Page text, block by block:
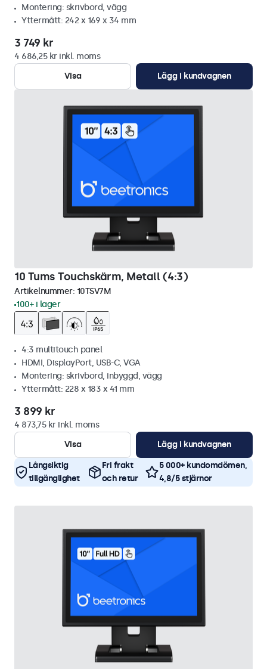
Montering: skrivbord, vägg
Yttermått: 242 x 169 x 34 mm
3 749 kr
4 686,25 kr inkl. moms
Visa
Lägg i kundvagnen
10 Tums Touchskärm, Metall (4:3)
Artikelnummer: 10TSV7M
100+ i lager
4:3 multitouch panel
HDMI, DisplayPort, USB-C, VGA
Montering: skrivbord, inbyggd, vägg
Yttermått: 228 x 183 x 41 mm
3 899 kr
4 873,75 kr inkl. moms
Visa
Lägg i kundvagnen
Långsiktig
tillgänglighet
Fri frakt
och retur
5 000+ kundomdömen,
4,8/5 stjärnor